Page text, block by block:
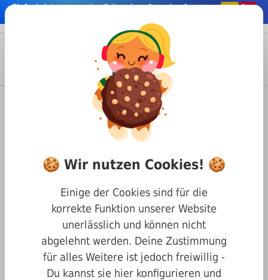
springen
Einfach& bequem onlineSchrauben & co. kaufen
Anmelden
Befestigungstechnik
Schrauben
Innensechskant Schrauben
DIN 7991 Senkkopf mit Innensechskant
Senkkopf mit Innensechskant
DIN 7991 10.9 stahl blank M24
🍪 Wir nutzen Cookies! 🍪
Einige der Cookies sind für die
korrekte Funktion unserer Website
unerlässlich und können nicht
abgelehnt werden. Deine Zustimmung
für alles Weitere ist jedoch freiwillig -
Du kannst sie hier konfigurieren und